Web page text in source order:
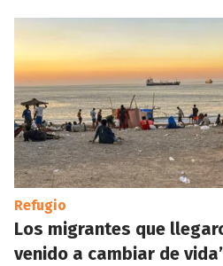
Refugio
Los migrantes que
venido a cambiar de